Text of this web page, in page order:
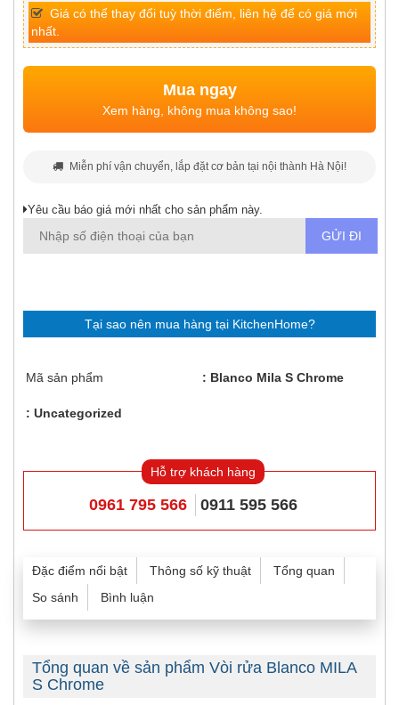
Giá có thể thay đổi tuỳ thời điểm, liên hệ để có giá mới
nhất.
Mua ngay
Xem hàng, không mua không sao!
Miễn phí vận chuyển, lắp đặt cơ bản tại nội thành Hà Nội!
Yêu cầu báo giá mới nhất cho sản phẩm này.
Tại sao nên mua hàng tại KitchenHome?
Mã sản phẩm Blanco Mila S Chrome
Uncategorized
Hỗ trợ khách hàng
0961 795 566 0911 595 566
Đặc điểm nổi bật Thông số kỹ thuật
Tổng quan
So sánh
Bình luận
Tổng quan về sản phẩm Vòi rửa Blanco MILA
S Chrome